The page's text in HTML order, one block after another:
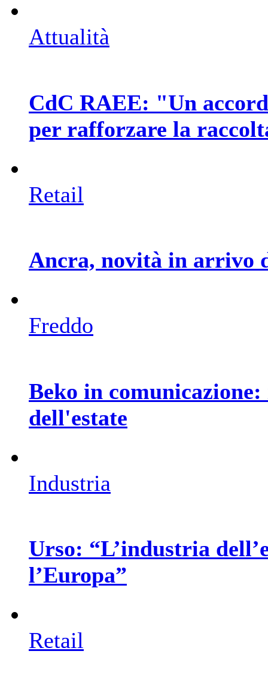
Attualità
CdC RAEE: "Un
per rafforzare la
Retail
Ancra, novità in arrivo
Freddo
Beko in
dell'estate
Industria
Urso: “L’industria
l’Europa”
Retail